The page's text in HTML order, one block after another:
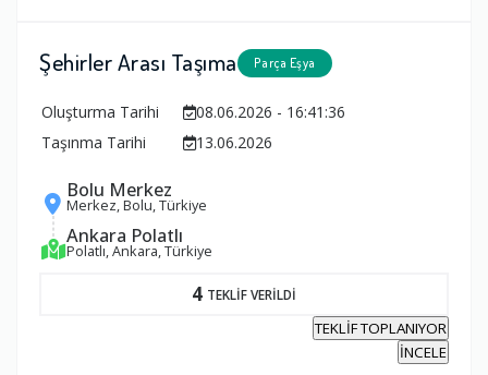
Şehirler Arası Taşıma Parça Eşya
Oluşturma Tarihi
08.06.2026 - 16:41:36
Taşınma Tarihi
13.06.2026
Bolu Merkez
Merkez, Bolu, Türkiye
Ankara Polatlı
Polatlı, Ankara, Türkiye
4 TEKLİF VERİLDİ
TEKLİF TOPLANIYOR
İNCELE